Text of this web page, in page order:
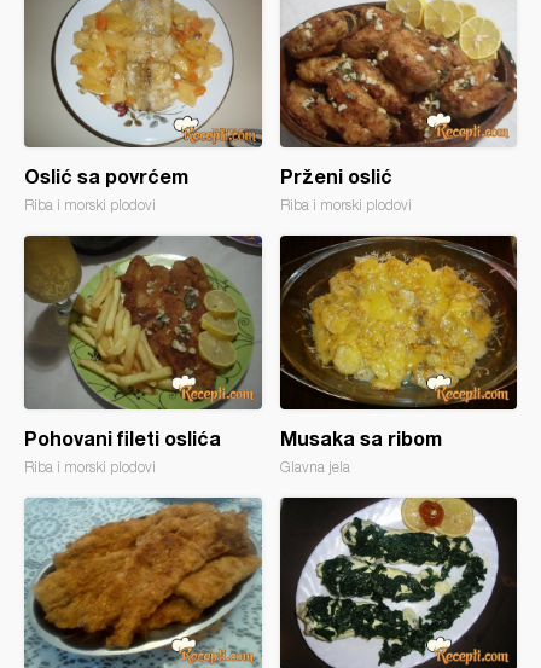
Oslić sa povrćem
Riba i morski plodovi
Prženi oslić
Riba i morski plodovi
Pohovani fileti oslića
Riba i morski plodovi
Musaka sa ribom
Glavna jela